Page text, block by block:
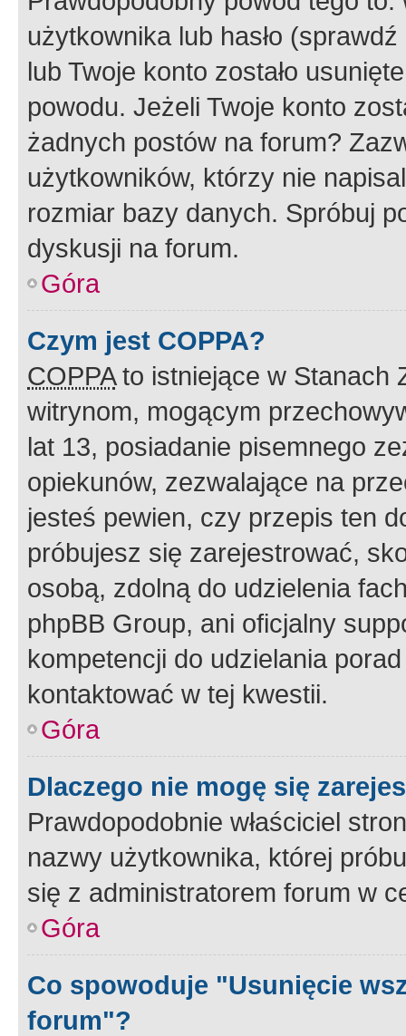
użytkownika lub hasło
lub Twoje konto zostało
powodu. Jeżeli Twoje konto
żadnych postów na forum?
użytkowników, którzy nie
rozmiar bazy danych. Spróbuj
dyskusji na forum.
Góra
Czym jest COPPA?
COPPAto istniejące w Stanach
witrynom, mogącym
lat 13, posiadanie pisemnego
opiekunów, zezwalające na
jesteś pewien, czy przepis ten
próbujesz się zarejestrować,
osobą, zdolną do udzielenia
phpBB Group, ani oficjalny
kompetencji do udzielania
kontaktować w tej kwestii.
Góra
Dlaczego nie mogę się
Prawdopodobnie właściciel
nazwy użytkownika, której
się z administratorem forum w
Góra
Co spowoduje "Usunięcie
forum"?